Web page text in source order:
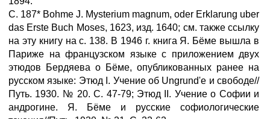
С. 187* Bohme J. Mysterium magnum, oder Erklarung uber
das Erste Buch Moses, 1623, изд. 1640; см. также ссылку
на эту книгу на с. 138. В 1946 г. книга Я. Бёме вышла в
Париже на французском языке с приложением двух
этюдов Бердяева о Бёме, опубликованных ранее на
русском языке: Этюд I. Учение об Ungrund'e и свободе//
Путь. 1930. № 20. С. 47-79; Этюд II. Учение о Софии и
андрогине. Я. Бёме и русские софиологические